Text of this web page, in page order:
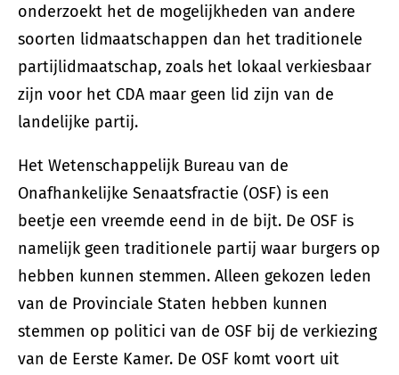
onderzoekt het de mogelijkheden van andere
soorten lidmaatschappen dan het traditionele
partijlidmaatschap, zoals het lokaal verkiesbaar
zijn voor het CDA maar geen lid zijn van de
landelijke partij.
Het Wetenschappelijk Bureau van de
Onafhankelijke Senaatsfractie (OSF) is een
beetje een vreemde eend in de bijt. De OSF is
namelijk geen traditionele partij waar burgers op
hebben kunnen stemmen. Alleen gekozen leden
van de Provinciale Staten hebben kunnen
stemmen op politici van de OSF bij de verkiezing
van de Eerste Kamer. De OSF komt voort uit